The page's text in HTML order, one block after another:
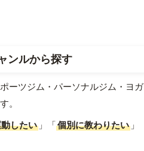
ンルから探す
ーツジム・パーソナルジム・ヨ
。
したい 」「個別に教わりたい 」